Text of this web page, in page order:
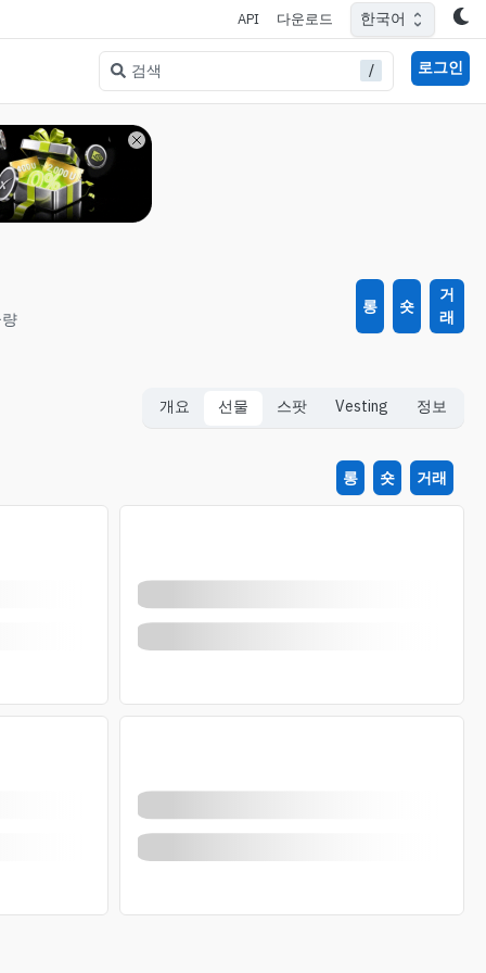
API 다운로드 한국어
검색 / 로그인
롱 숏
거
래
개요 선물 스팟 Vesting 정보
롱 숏 거래